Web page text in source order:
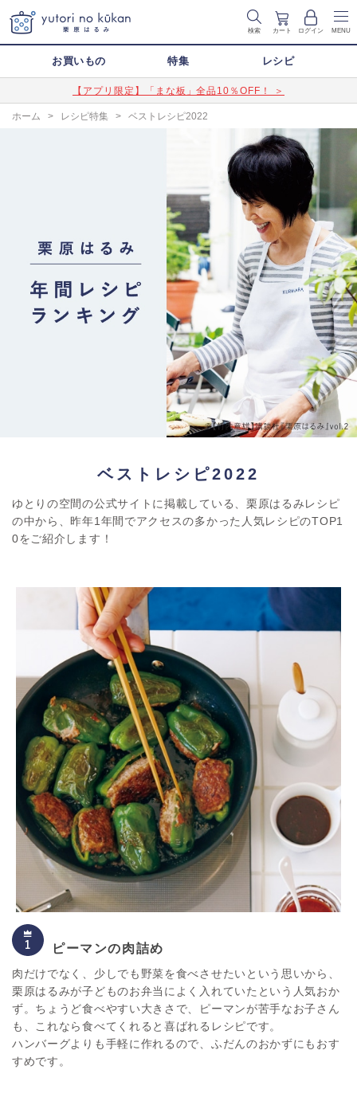
検索 カート ログイン MENU
お買いもの 特集 レシピ
【アプリ限定】「まな板」全品10％OFF！ ＞
ホーム > レシピ特集 > ベストレシピ2022
ベストレシピ2022
ゆとりの空間の公式サイトに掲載している、栗原はるみレシピ
の中から、 昨年1年間でアクセスの多かった人気レシピのTOP1
0をご紹介します！
ピーマンの肉詰め
肉だけでなく、少しでも野菜を食べさせたいという思いから、
栗原はるみが子どものお弁当によく入れていたという人気おか
ず。ちょうど食べやすい大きさで、ピーマンが苦手なお子さん
も、これなら食べてくれると喜ばれるレシピです。
ハンバーグよりも手軽に作れるので、ふだんのおかずにもおす
すめです。